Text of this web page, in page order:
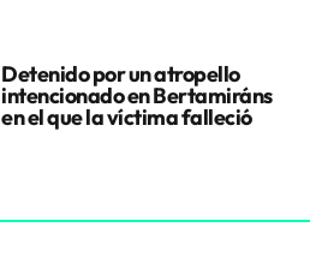
Detenido por un atropello
intencionado en Bertamiráns
en el que la víctima falleció